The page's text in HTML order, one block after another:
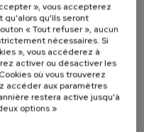
», vous accepterez
qu'alors qu'ils seront
« Tout refuser », aucun
nécessaires. Si
», vous accéderez à
activer ou désactiver les
où vous trouverez
accéder aux paramètres
restera active jusqu'à
options »